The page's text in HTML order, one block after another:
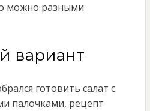
можно разными
вариант
готовить салат с
палочками, рецепт